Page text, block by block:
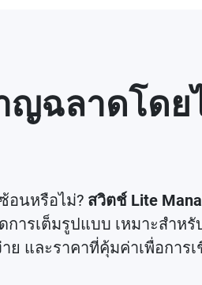
ญฉลาดโด
อนหรือไม่? สวิตช์ Lite
การเต็มรูปแบบ เหมาะสำ
ย และราคาที่คุ้มค่าเพื่อการ